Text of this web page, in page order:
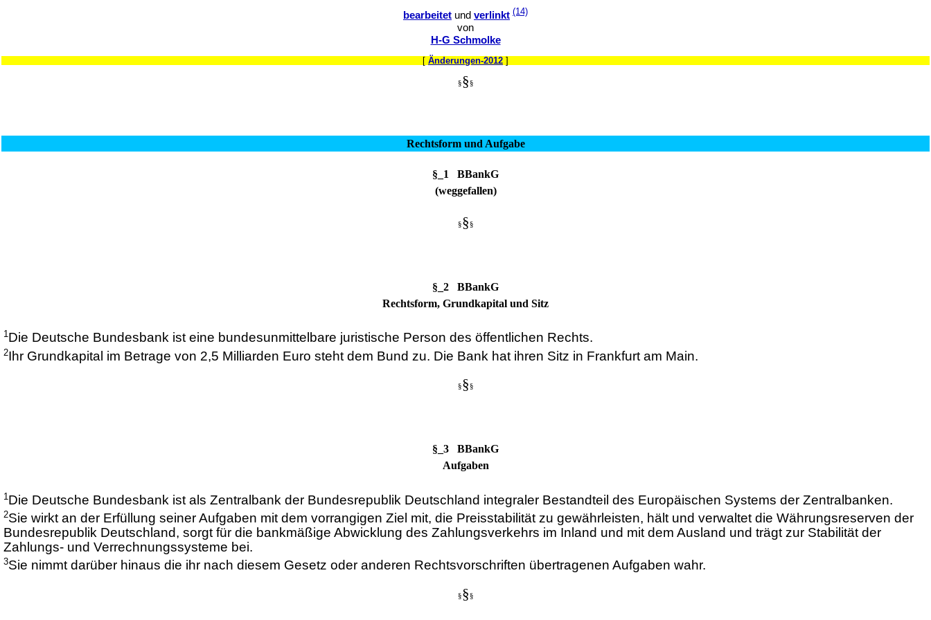
bearbeitet und verlinkt (14)
von
H-G Schmolke
[ Änderungen-2012 ]
§§ §
Rechtsform und Aufgabe
§_1 BBankG
(weggefallen)
§§ §
§_2 BBankG
Rechtsform, Grundkapital und Sitz
1Die Deutsche Bundesbank ist eine bundesunmittelbare juristische Person des öffentlichen Rechts.
2Ihr Grundkapital im Betrage von 2,5 Milliarden Euro steht dem Bund zu. Die Bank hat ihren Sitz in Frankfurt am Main.
§§ §
§_3 BBankG
Aufgaben
1Die Deutsche Bundesbank ist als Zentralbank der Bundesrepublik Deutschland integraler Bestandteil des Europäischen Systems der Zentralbanken.
2Sie wirkt an der Erfüllung seiner Aufgaben mit dem vorrangigen Ziel mit, die Preisstabilität zu gewährleisten, hält und verwaltet die Währungsreserven der
Bundesrepublik Deutschland, sorgt für die bankmäßige Abwicklung des Zahlungsverkehrs im Inland und mit dem Ausland und trägt zur Stabilität der
Zahlungs- und Verrechnungssysteme bei.
3Sie nimmt darüber hinaus die ihr nach diesem Gesetz oder anderen Rechtsvorschriften übertragenen Aufgaben wahr.
§§ §